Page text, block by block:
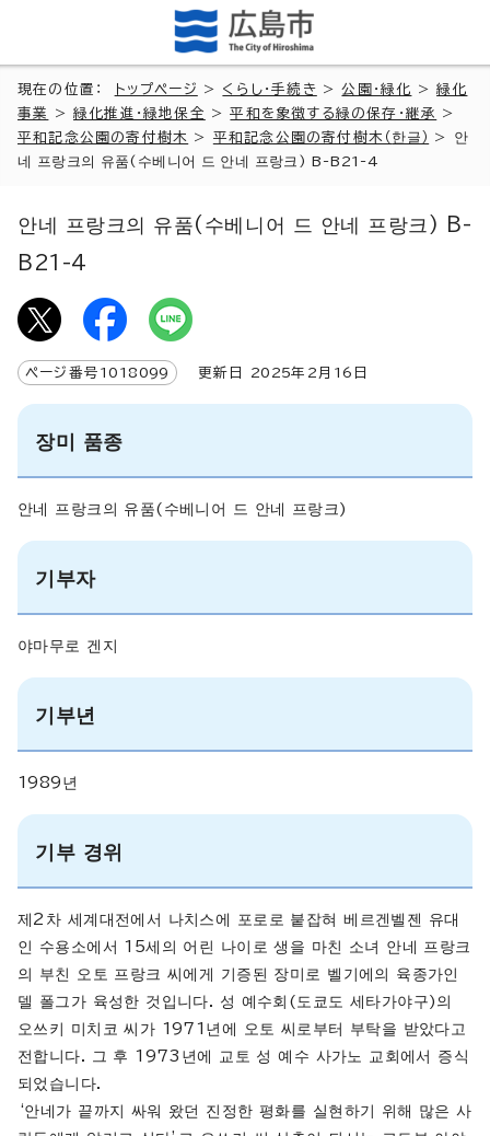
現在の位置： トップページ > くらし・手続き >公園・緑化 >緑化
事業
>緑化推進・緑地保全 >平和を象徴する緑の保存・継承
>
平和記念公園の寄付樹木
> 平和記念公園の寄付樹木（ 한글 ） > 안
네 프랑크의 유품(수베니어 드 안네 프랑크) B-B21-4
안네 프랑크의 유품(수베니어 드 안네 프랑크) B-
B21-4
ページ番号 1018099 更新日 2025年2月 16 日
장미 품종
안네 프랑크의 유품(수베니어 드 안네 프랑크)
기부자
야마무로 겐지
기부년
1989년
기부 경위
제2차 세계대전에서 나치스에 포로로 붙잡혀 베르겐벨젠 유대
인 수용소에서 15세의 어린 나이로 생을 마친 소녀 안네 프랑크
의 부친 오토 프랑크 씨에게 기증된 장미로 벨기에의 육종가인
델 폴그가 육성한 것입니다. 성 예수회(도쿄도 세타가야구)의
오쓰키 미치코 씨가 1971년에 오토 씨로부터 부탁을 받았다고
전합니다. 그 후 1973년에 교토 성 예수 사가노 교회에서 증식
되었습니다.
‘안네가 끝까지 싸워 왔던 진정한 평화를 실현하기 위해 많은 사